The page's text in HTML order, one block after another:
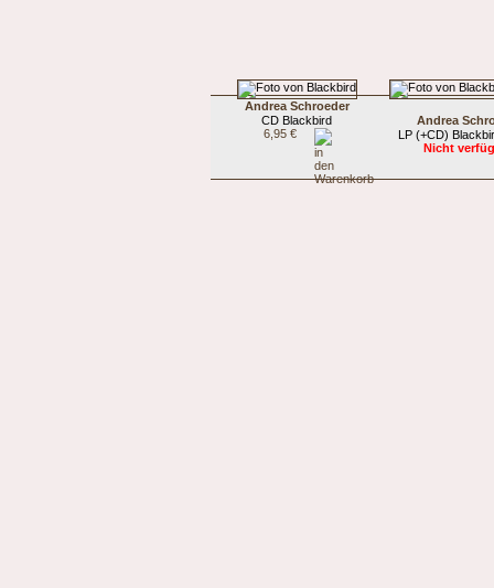
Andrea Schroeder
CD Blackbird
6,95 €
Andrea
LP (+CD)
Nicht